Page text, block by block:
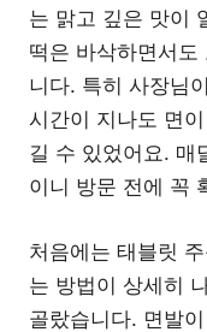
는 맑고 깊은 맛이
떡은 바삭하면서도
니다. 특히 사장님
시간이 지나도 면
길 수 있었어요. 매
이니 방문 전에 꼭
처음에는 태블릿
는 방법이 상세히
골랐습니다. 면발